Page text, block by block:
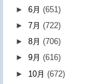
►6月(651)
►7月(722)
►8月(706)
►9月(616)
► 10月(672)